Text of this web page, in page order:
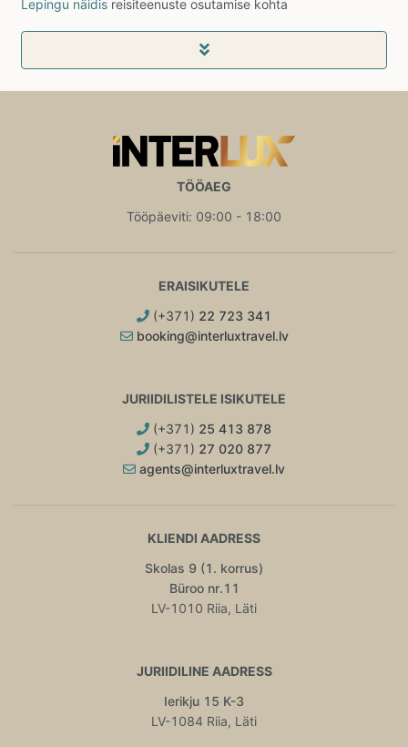
Lepingu näidis reisiteenuste osutamise kohta
TÖÖAEG
Tööpäeviti: 09:00 - 18:00
ERAISIKUTELE
(+371) 22 723 341
booking@interluxtravel.lv
JURIIDILISTELE ISIKUTELE
(+371) 25 413 878
(+371) 27 020 877
agents@interluxtravel.lv
KLIENDI AADRESS
Skolas 9 (1. korrus)
Büroo nr.11
LV-1010 Riia, Läti
JURIIDILINE AADRESS
Ierikju 15 K-3
LV-1084 Riia, Läti